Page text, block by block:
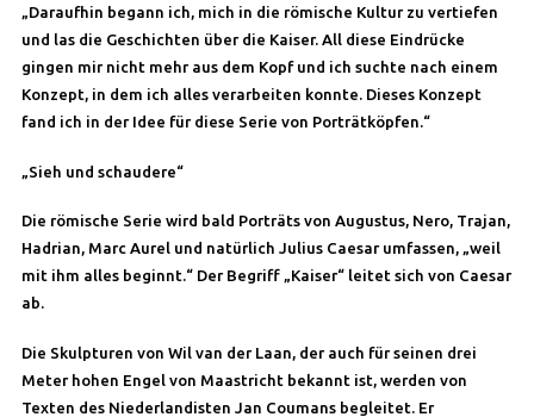
„Daraufhin begann ich, mich in die römische Kultur zu vertiefen
und las die Geschichten über die Kaiser. All diese Eindrücke
gingen mir nicht mehr aus dem Kopf und ich suchte nach einem
Konzept, in dem ich alles verarbeiten konnte. Dieses Konzept
fand ich in der Idee für diese Serie von Porträtköpfen.“
„Sieh und schaudere“
Die römische Serie wird bald Porträts von Augustus, Nero, Trajan,
Hadrian, Marc Aurel und natürlich Julius Caesar umfassen, „weil
mit ihm alles beginnt.“ Der Begriff „Kaiser“ leitet sich von Caesar
ab.
Die Skulpturen von Wil van der Laan, der auch für seinen drei
Meter hohen Engel von Maastricht bekannt ist, werden von
Texten des Niederlandisten Jan Coumans begleitet. Er